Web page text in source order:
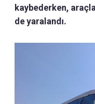
kaybederken,
de yaralandı.